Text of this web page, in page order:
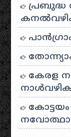
പ്രബുദ്ധ
കേരള